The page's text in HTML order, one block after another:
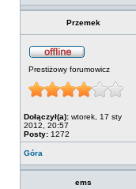
Przemek
Prestiżowy forumowicz
Dołączył(a): wtorek, 17 sty
2012, 20:57
Posty: 1272
Góra
ems